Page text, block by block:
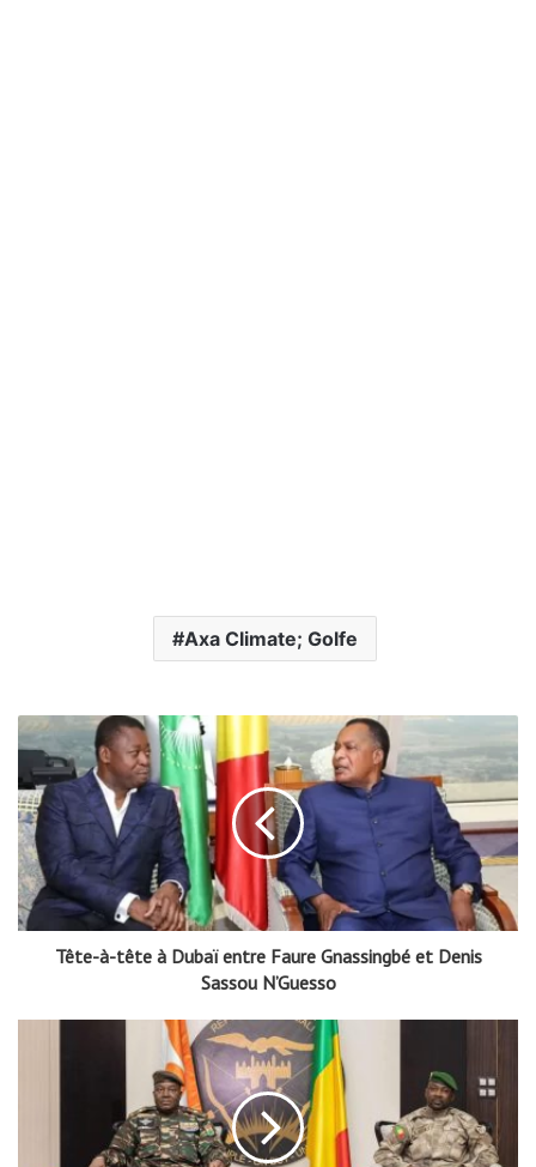
Axa Climate; Golfe
Tête-à-tête à Dubaï entre Faure Gnassingbé et Denis
Sassou N’Guesso